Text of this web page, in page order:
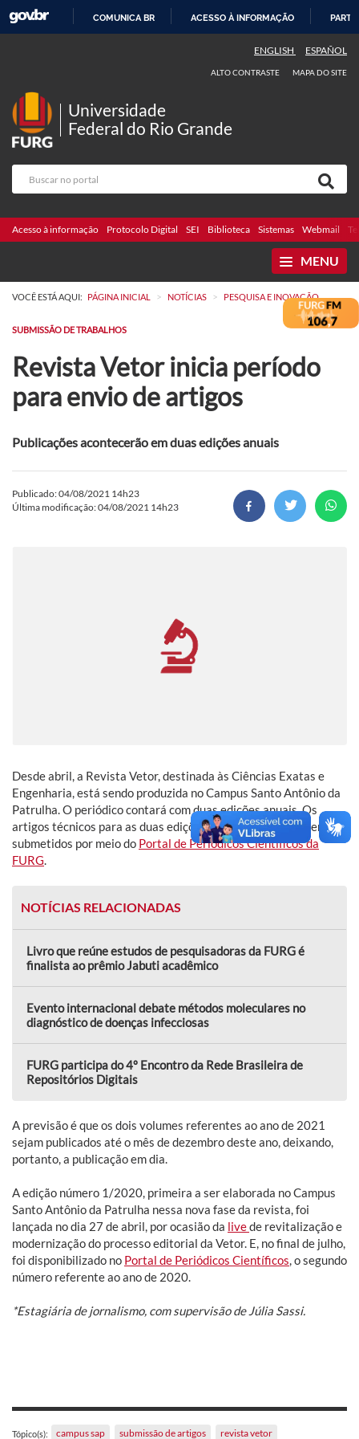
COMUNICA BR ACESSO À INFORMAÇÃO
ENGLISH ESPAÑOL
ALTO CONTRASTE MAPA DO SITE
Universidade
Federal do Rio Grande
Acesso à informação Protocolo Digital SEI Biblioteca Sistemas Webmail
MENU
VOCÊ ESTÁ AQUI: PÁGINA INICIAL > NOTÍCIAS > PESQUISA E INOVAÇÃO
SUBMISSÃO DE TRABALHOS
Revista Vetor inicia período
para envio de artigos
Publicações acontecerão em duas edições anuais
Publicado: 04/08/2021 14h23
Última modificação: 04/08/2021 14h23
Desde abril, a Revista Vetor, destinada às Ciências Exatas e
Engenharia, está sendo produzida no Campus Santo Antônio da
Patrulha. O periódico contará com duas edições anuais. Os
artigos técnicos para as duas edições de 2021 já podem ser
submetidos por meio do Portal de Periódicos Científicos da
FURG.
NOTÍCIAS RELACIONADAS
Livro que reúne estudos de pesquisadoras da FURG é
finalista ao prêmio Jabuti acadêmico
Evento internacional debate métodos moleculares no
diagnóstico de doenças infecciosas
FURG participa do 4º Encontro da Rede Brasileira de
Repositórios Digitais
A previsão é que os dois volumes referentes ao ano de 2021
sejam publicados até o mês de dezembro deste ano, deixando,
portanto, a publicação em dia.
A edição número 1/2020, primeira a ser elaborada no Campus
Santo Antônio da Patrulha nessa nova fase da revista, foi
lançada no dia 27 de abril, por ocasião da livede revitalização e
modernização do processo editorial da Vetor. E, no final de julho,
foi disponibilizado no Portal de Periódicos Científicos, o segundo
número referente ao ano de 2020.
*Estagiária de jornalismo, com supervisão de Júlia Sassi.
Tópico(s): campus sap submissão de artigos revista vetor